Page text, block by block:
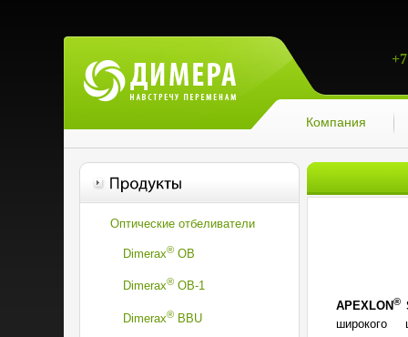
Компания
Оптические отбеливатели
Dimerax®OB
Dimerax®OВ-1
Dimerax®BBU
APEXLON®
широкого